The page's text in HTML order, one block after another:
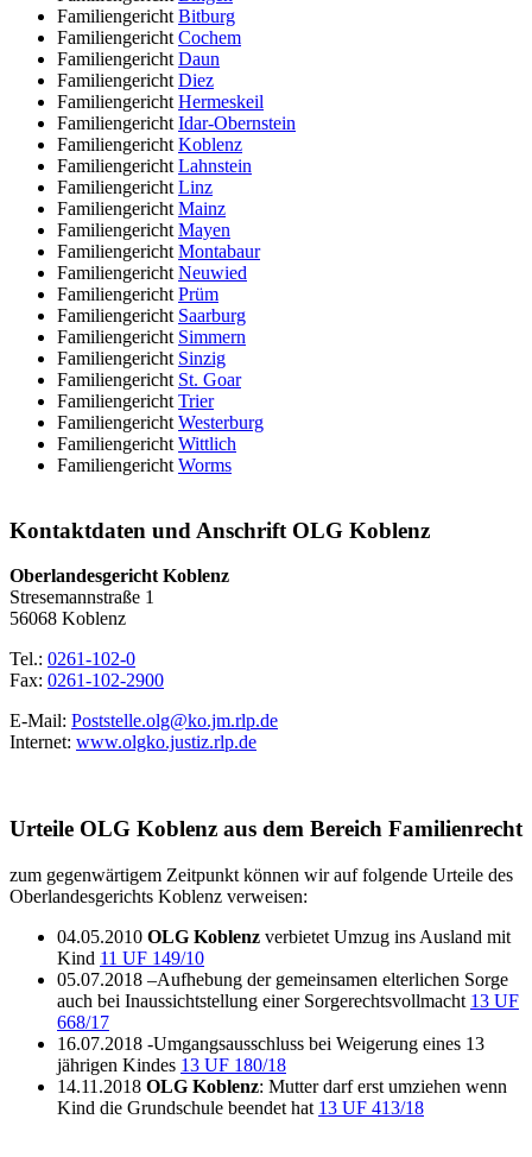
Familiengericht Bitburg
Familiengericht Cochem
Familiengericht Daun
Familiengericht Diez
Familiengericht Hermeskeil
Familiengericht Idar-Obernstein
Familiengericht Koblenz
Familiengericht Lahnstein
Familiengericht Linz
Familiengericht Mainz
Familiengericht Mayen
Familiengericht Montabaur
Familiengericht Neuwied
Familiengericht Prüm
Familiengericht Saarburg
Familiengericht Simmern
Familiengericht Sinzig
Familiengericht St. Goar
Familiengericht Trier
Familiengericht Westerburg
Familiengericht Wittlich
Familiengericht Worms
Kontaktdaten und Anschrift OLG Koblenz
Oberlandesgericht Koblenz
Stresemannstraße 1
56068 Koblenz
Tel.: 0261-102-0
Fax: 0261-102-2900
E-Mail: Poststelle.olg@ko.jm.rlp.de
Internet: www.olgko.justiz.rlp.de
Urteile OLG Koblenz aus dem Bereich Familienrecht
zum gegenwärtigem Zeitpunkt können wir auf folgende Urteile des
Oberlandesgerichts Koblenz verweisen:
04.05.2010 OLG Koblenz verbietet Umzug ins Ausland mit
Kind 11 UF 149/10
05.07.2018 –Aufhebung der gemeinsamen elterlichen Sorge
auch bei Inaussichtstellung einer Sorgerechtsvollmacht 13 UF
668/17
16.07.2018 -Umgangsausschluss bei Weigerung eines 13
jährigen Kindes 13 UF 180/18
14.11.2018 OLG Koblenz: Mutter darf erst umziehen wenn
Kind die Grundschule beendet hat 13 UF 413/18